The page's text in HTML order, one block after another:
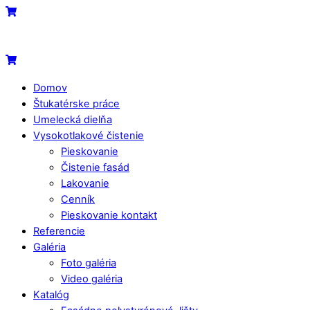
Skip
Menu
Cart
Cart
Domov
Štukatérske práce
Umelecká dielňa
Vysokotlakové čistenie
Pieskovanie
Čistenie fasád
Lakovanie
Cenník
Pieskovanie kontakt
Referencie
Galéria
Foto galéria
Video galéria
Katalóg